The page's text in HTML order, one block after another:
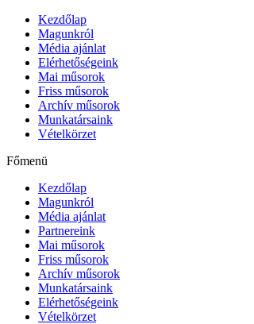
Kezdőlap
Magunkról
Média ajánlat
Elérhetőségeink
Mai műsorok
Friss műsorok
Archív műsorok
Munkatársaink
Vételkörzet
Főmenü
Kezdőlap
Magunkról
Média ajánlat
Partnereink
Mai műsorok
Friss műsorok
Archív műsorok
Munkatársaink
Elérhetőségeink
Vételkörzet